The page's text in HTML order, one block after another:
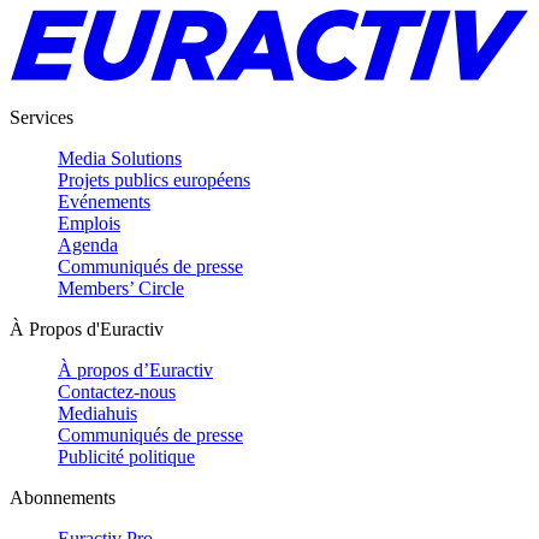
Services
Media Solutions
Projets publics européens
Evénements
Emplois
Agenda
Communiqués de presse
Members’ Circle
À Propos d'Euractiv
À propos d’Euractiv
Contactez-nous
Mediahuis
Communiqués de presse
Publicité politique
Abonnements